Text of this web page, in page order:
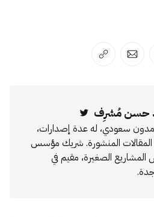
إن
على بينترست
انشر على الإيميل
انسخ الرابط
حسن مُشرِف
سعودي، له عدة إصدارات،
المنشورة. شريك مؤسس
الصغيرة، مقيم في